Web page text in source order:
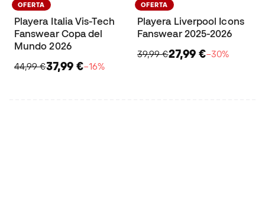
OFERTA
Playera Italia Vis-Tech
Fanswear Copa del
Mundo 2026
44,99 €37,99 €−16%
OFERTA
Playera Liverpool Icons
Fanswear 2025-2026
39,99 €27,99 €−30%